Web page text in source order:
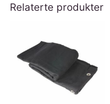
Relaterte produkter